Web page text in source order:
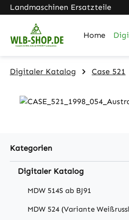
Hauptinhalt springen
Zur Suche springen
Zur Hauptnavigation springen
Landmaschinen Ersatzteile
Home
Digitaler Katalog Case 521
Kategorien
Digitaler Katalog
MDW 514S ab BJ91
MDW 524 (Variante